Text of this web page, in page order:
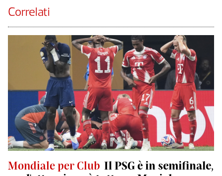
Correlati
Mondiale per Club Il PSG è in semifinale,